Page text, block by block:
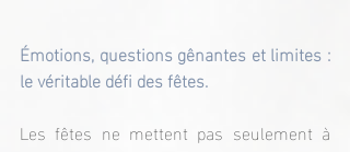
Émotions, questions gênantes et limites :
le véritable défi des fêtes.
Les fêtes ne mettent pas seulement à